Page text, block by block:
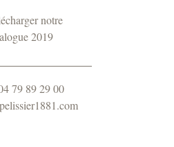
notre
2019
79 89 29 00